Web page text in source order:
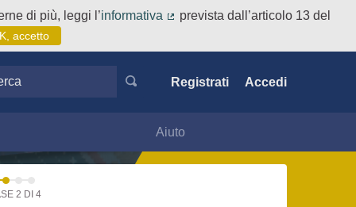
di più, leggi l’informativa
prevista dall’articolo 13 del
accetto
Registrati Accedi
Aiuto
2 DI 4